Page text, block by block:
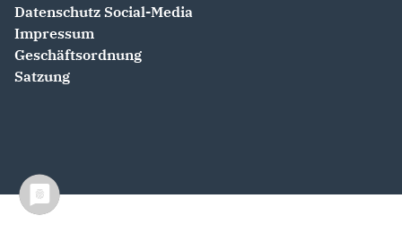
Datenschutz Social-Media
Impressum
Geschäftsordnung
Satzung